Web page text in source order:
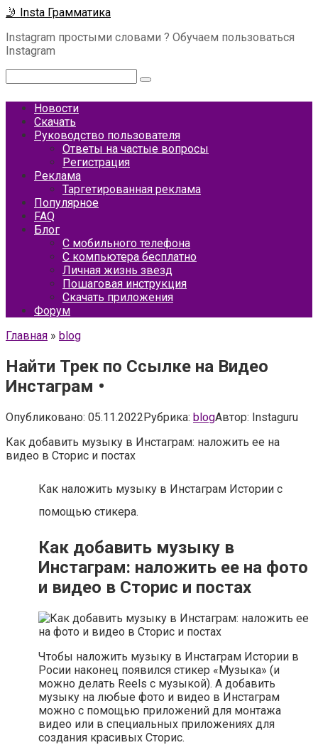
Перейти
контенту
🤳 Insta Грамматика
Instagram простыми словами ? Обучаем пользоваться
Instagram
Новости
Скачать
Руководство пользователя
Ответы на частые вопросы
Регистрация
Реклама
Таргетированная реклама
Популярное
FAQ
Блог
С мобильного телефона
С компьютера бесплатно
Личная жизнь звезд
Пошаговая инструкция
Скачать приложения
Форум
Главная » blog
Найти Трек по Ссылке на Видео
Инстаграм •
Опубликовано: 05.11.2022Рубрика: blogАвтор: Instaguru
Как добавить музыку в Инстаграм: наложить ее на
видео в Сторис и постах
Как наложить музыку в Инстаграм Истории с
помощью стикера.
Как добавить музыку в
Инстаграм: наложить ее на фото
и видео в Сторис и постах
Чтобы наложить музыку в Инстаграм Истории в
Росии наконец появился стикер «Музыка» (и
можно делать Reels с музыкой). А добавить
музыку на любые фото и видео в Инстаграм
можно с помощью приложений для монтажа
видео или в специальных приложениях для
создания красивых Сторис.